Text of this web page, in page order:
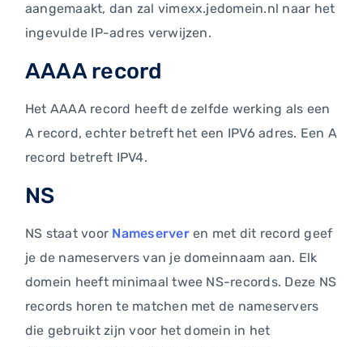
aangemaakt, dan zal vimexx.jedomein.nl naar het
ingevulde IP-adres verwijzen.
AAAA record
Het AAAA record heeft de zelfde werking als een
A record, echter betreft het een IPV6 adres. Een A
record betreft IPV4.
NS
NS staat voor Nameserveren met dit record geef
je de nameservers van je domeinnaam aan. Elk
domein heeft minimaal twee NS-records. Deze NS
records horen te matchen met de nameservers
die gebruikt zijn voor het domein in het